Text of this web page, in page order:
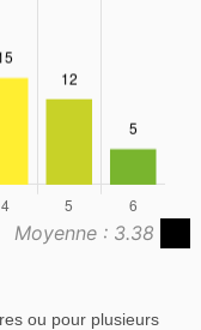
Moyenne : 3.38
ou pour plusieurs